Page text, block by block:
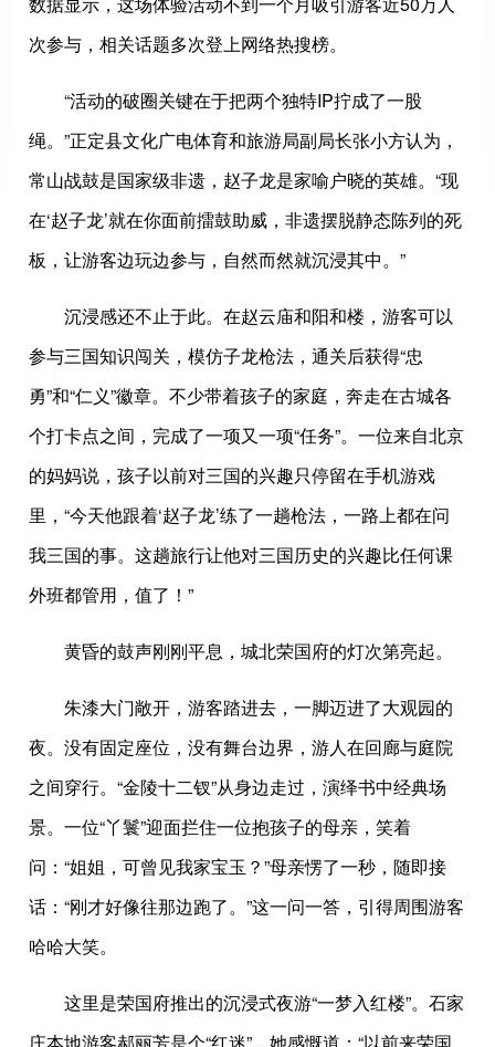
次参与，相关话题多次登上网络热搜榜。
“活动的破圈关键在于把两个独特IP拧成了一股
绳。”正定县文化广电体育和旅游局副局长张小方认为，
常山战鼓是国家级非遗，赵子龙是家喻户晓的英雄。“现
在‘赵子龙’就在你面前擂鼓助威，非遗摆脱静态陈列的死
板，让游客边玩边参与，自然而然就沉浸其中。”
沉浸感还不止于此。在赵云庙和阳和楼，游客可以
参与三国知识闯关，模仿子龙枪法，通关后获得“忠
勇”和“仁义”徽章。不少带着孩子的家庭，奔走在古城各
个打卡点之间，完成了一项又一项“任务”。一位来自北京
的妈妈说，孩子以前对三国的兴趣只停留在手机游戏
里，“今天他跟着‘赵子龙’练了一趟枪法，一路上都在问
我三国的事。这趟旅行让他对三国历史的兴趣比任何课
外班都管用，值了！”
黄昏的鼓声刚刚平息，城北荣国府的灯次第亮起。
朱漆大门敞开，游客踏进去，一脚迈进了大观园的
夜。没有固定座位，没有舞台边界，游人在回廊与庭院
之间穿行。“金陵十二钗”从身边走过，演绎书中经典场
景。一位“丫鬟”迎面拦住一位抱孩子的母亲，笑着
问：“姐姐，可曾见我家宝玉？”母亲愣了一秒，随即接
话：“刚才好像往那边跑了。”这一问一答，引得周围游客
哈哈大笑。
这里是荣国府推出的沉浸式夜游“一梦入红楼”。石家
庄本地游客郝丽芳是个“红迷”，她感慨道：“以前来荣国